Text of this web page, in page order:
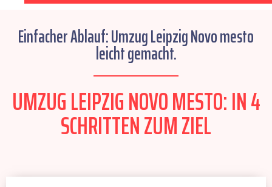
Einfacher Ablauf: Umzug Leipzig Novo mesto
leicht gemacht.
UMZUG LEIPZIG NOVO MESTO: IN 4
SCHRITTEN ZUM ZIEL